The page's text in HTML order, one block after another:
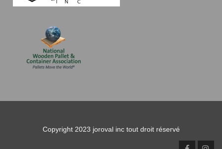
Copyright 2023 joroval inc tout droit réservé